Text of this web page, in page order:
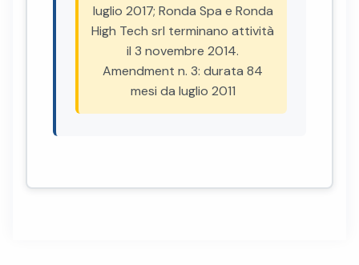
luglio 2017; Ronda Spa e Ronda
High Tech srl terminano attività
il 3 novembre 2014.
Amendment n. 3: durata 84
mesi da luglio 2011